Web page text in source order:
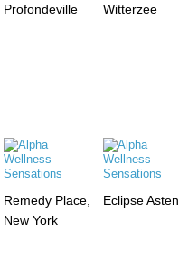
Profondeville Witterzee
Remedy Place,
New York
Eclipse Asten